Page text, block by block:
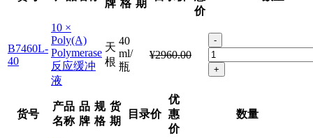
牌 格 期
价
B7460L-
40
10 ×
Poly(A)
Polymerase
反应缓冲
液
天
根
40
ml/
瓶
¥2960.00
-
+
货号
产品
名称
品
牌
规
格
货
期
目录价
优
惠
价
数量